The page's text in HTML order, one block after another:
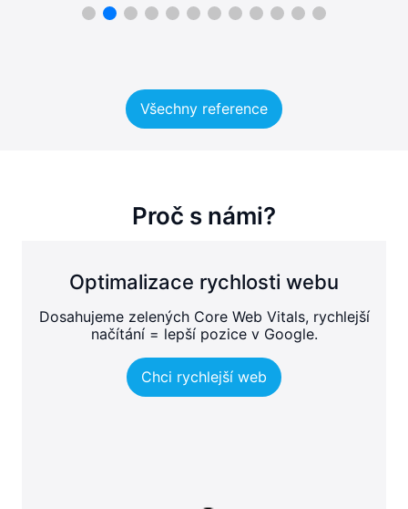
Všechny reference
Proč s námi?
Optimalizace rychlosti webu
Dosahujeme zelených Core Web Vitals, rychlejší
načítání = lepší pozice v Google.
Chci rychlejší web